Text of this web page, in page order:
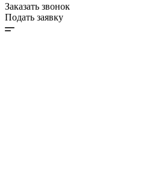
Заказать звонок
Подать заявку